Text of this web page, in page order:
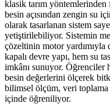
klasik tarım
besin açısından zengin su
olarak tasarlanan sistem
yetiştirilebiliyor. Sistemin
çözeltinin motor yardımıyla
kapalı devre yapı, hem su
imkânı sunuyor.
besin değerlerini ölçerek
bilimsel ölçüm, veri
içinde öğreniliyor.